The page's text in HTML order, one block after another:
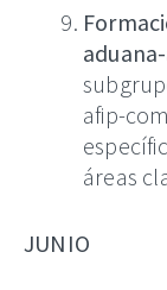
afip-
áreas
JUNIO